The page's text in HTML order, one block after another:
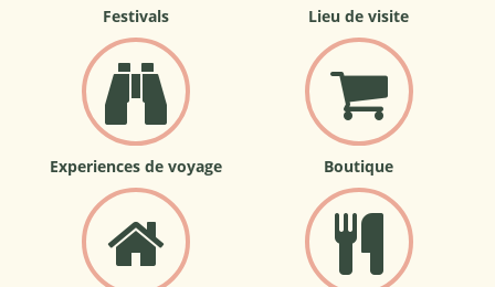
Festivals Lieu de visite
Experiences de voyage Boutique